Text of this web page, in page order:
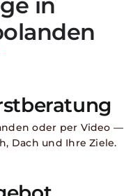
oder per Video —
Dach und Ihre Ziele.